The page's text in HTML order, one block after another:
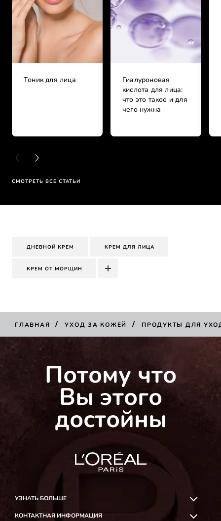
Тоник для лица
Гиалуроновая
кислота для лица:
что это такое и для
чего нужна
PREVIOUS CARD
NEXT CARD
СМОТРЕТЬ ВСЕ СТАТЬИ
ДНЕВНОЙ КРЕМ КРЕМ ДЛЯ ЛИЦА
КРЕМ ОТ МОРЩИН
ГЛАВНАЯ / УХОД ЗА КОЖЕЙ / ПРОДУКТЫ ДЛЯ
Потому что
Вы этого
достойны
УЗНАТЬ БОЛЬШЕ
КОНТАКТНАЯ ИНФОРМАЦИЯ